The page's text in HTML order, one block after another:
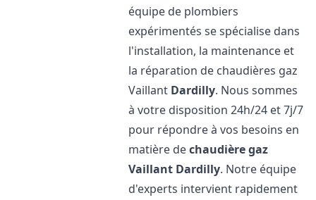
équipe de plombiers
expérimentés se spécialise dans
l'installation, la maintenance et
la réparation de chaudières gaz
Vaillant Dardilly. Nous sommes
à votre disposition 24h/24 et 7j/7
pour répondre à vos besoins en
matière dechaudière gaz
Vaillant Dardilly. Notre équipe
d'experts intervient rapidement